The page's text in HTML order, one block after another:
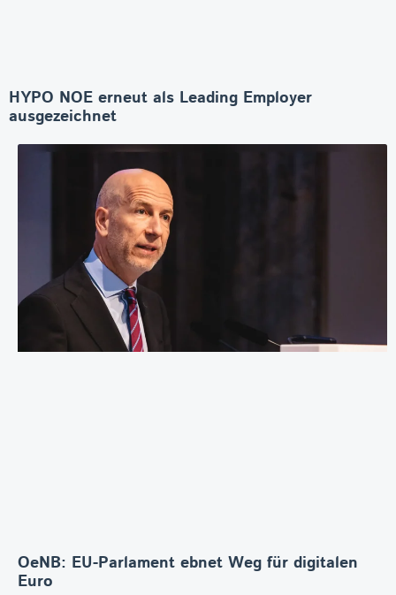
HYPO NOE erneut als Leading Employer
ausgezeichnet
OeNB: EU-Parlament ebnet Weg für digitalen
Euro